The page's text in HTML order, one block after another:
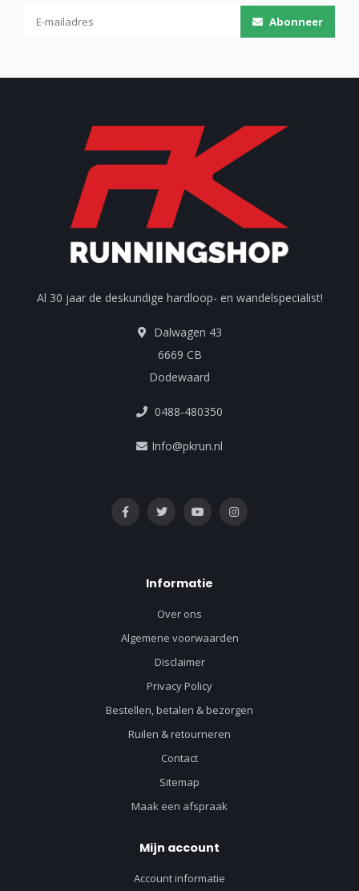
Abonneer
Al 30 jaar de deskundige hardloop- en wandelspecialist!
Dalwagen 43
6669 CB
Dodewaard
0488-480350
Info@pkrun.nl
Informatie
Over ons
Algemene voorwaarden
Disclaimer
Privacy Policy
Bestellen, betalen & bezorgen
Ruilen & retourneren
Contact
Sitemap
Maak een afspraak
Mijn account
Account informatie